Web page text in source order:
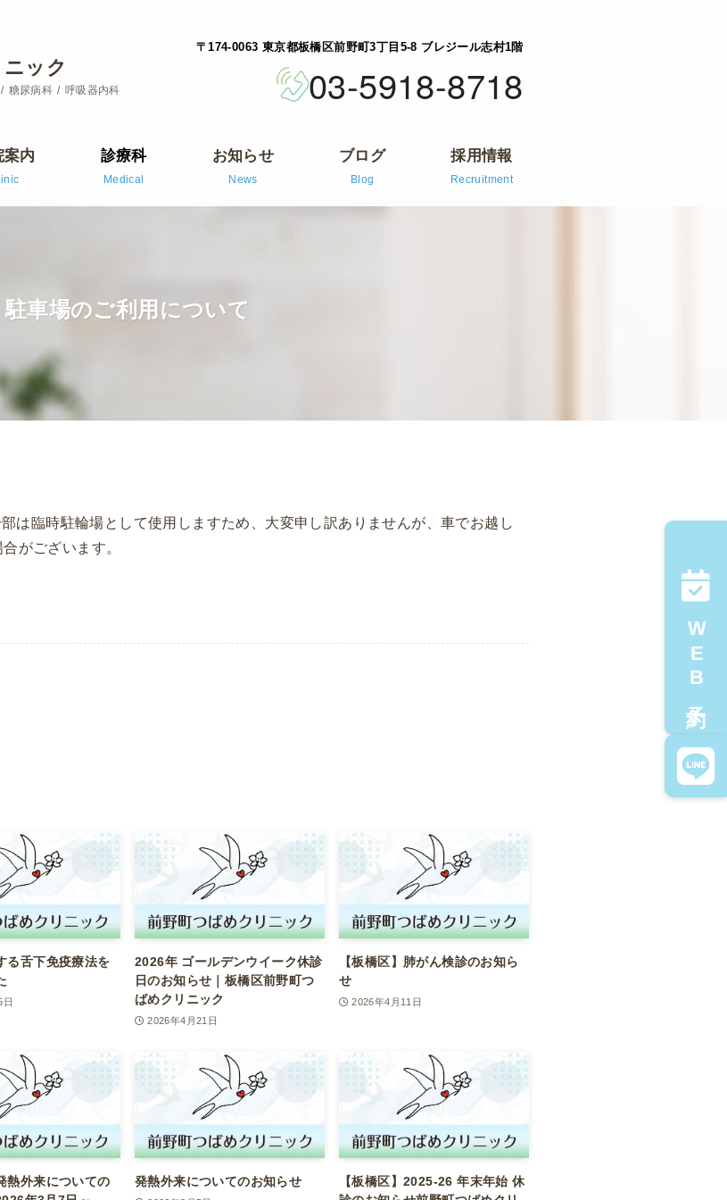
ック
糖尿病科 呼吸器内科
〒174-0063 東京都板橋区前野町3丁目5-8 ブレジール志村1階
03-5918-8718
案内 診療科
Medical
お知らせ
News
ブログ
Blog
採用情報
Recruitment
駐車場のご利用について
は臨時駐輪場として使用しますため、大変申し訳ありませんが、車でお越し
がございます。
る舌下免疫療法を
日
2026年 ゴールデンウイーク休診
日のお知らせ｜板橋区前野町つ
ばめクリニック
2026年4月21日
【板橋区】肺がん検診のお知ら
せ
2026年4月11日
熱外来についての
発熱外来についてのお知らせ
【板橋区】2025-26 年末年始 休
WEB予約